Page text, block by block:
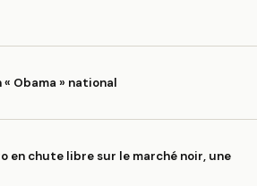
Obama » national
en chute libre sur le marché noir, une